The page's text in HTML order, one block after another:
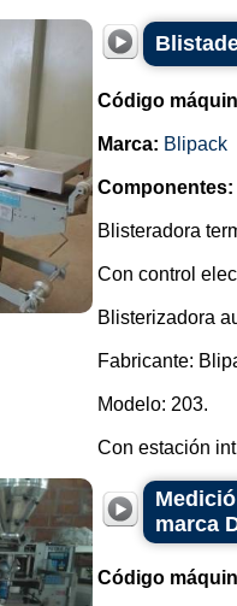
Código
Marca: Blipack
Componentes:
Blisteradora
Con control
Blisterizadora
Fabricante:
Modelo: 203.
Con estación
marca
Código